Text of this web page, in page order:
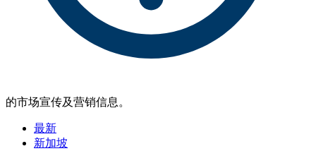
的市场宣传及营销信息。
最新
新加坡